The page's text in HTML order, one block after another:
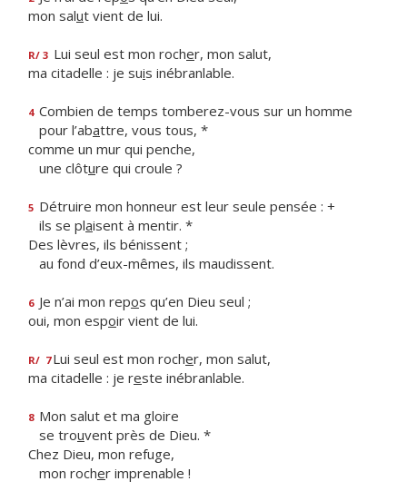
mon salut vient de lui.
R/ 3 Lui seul est mon rocher, mon salut,
ma citadelle : je suis inébranlable.
4 Combien de temps tomberez-vous sur un homme
pour l’abattre, vous tous, *
comme un mur qui penche,
une clôture qui croule ?
5 Détruire mon honneur est leur seule pensée : +
ils se plaisent à mentir. *
Des lèvres, ils bénissent ;
au fond d’eux-mêmes, ils maudissent.
6 Je n’ai mon repos qu’en Dieu seul ;
oui, mon espoir vient de lui.
R/ 7 Lui seul est mon rocher, mon salut,
ma citadelle : je reste inébranlable.
8 Mon salut et ma gloire
se trouvent près de Dieu. *
Chez Dieu, mon refuge,
mon rocher imprenable !